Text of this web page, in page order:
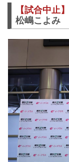
【試合中止】
松嶋こよみ